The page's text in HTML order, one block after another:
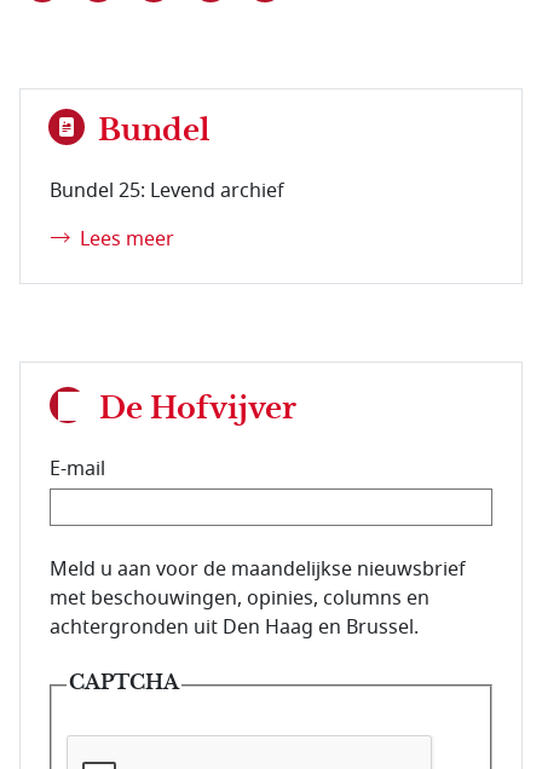
Bundel
Bundel 25: Levend archief
Lees meer
De Hofvijver
E-mail
E-mailadres van de abonnee.
Meld u aan voor de maandelijkse nieuwsbrief
met beschouwingen, opinies, columns en
achtergronden uit Den Haag en Brussel.
CAPTCHA